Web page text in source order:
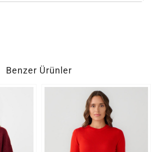
Benzer Ürünler